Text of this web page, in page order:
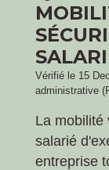
Vérifié le 15
administrative
La mobilité
salarié
entreprise